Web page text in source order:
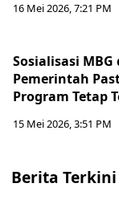
16 Mei 2026, 7:21 PM
Sosialisasi
Pemerintah
Program Tetap
15 Mei 2026, 3:51 PM
Berita Terkini